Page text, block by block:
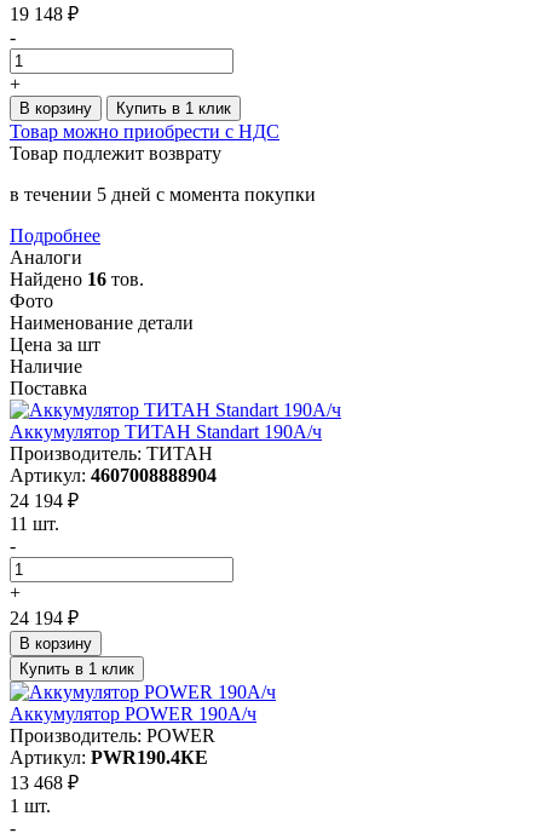
19 148 ₽
-
+
В корзину Купить в 1 клик
Товар можно приобрести с НДС
Товар подлежит возврату
в течении 5 дней с момента покупки
Подробнее
Аналоги
Найдено 16 тов.
Фото
Наименование детали
Цена за шт
Наличие
Поставка
Аккумулятор ТИТАН Standart 190А/ч
Производитель: ТИТАН
Артикул: 4607008888904
24 194 ₽
11 шт.
-
+
24 194 ₽
В корзину
Купить в 1 клик
Аккумулятор POWER 190А/ч
Производитель: POWER
Артикул: PWR190.4КЕ
13 468 ₽
1 шт.
-